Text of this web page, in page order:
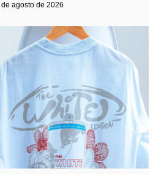
agosto de 2026